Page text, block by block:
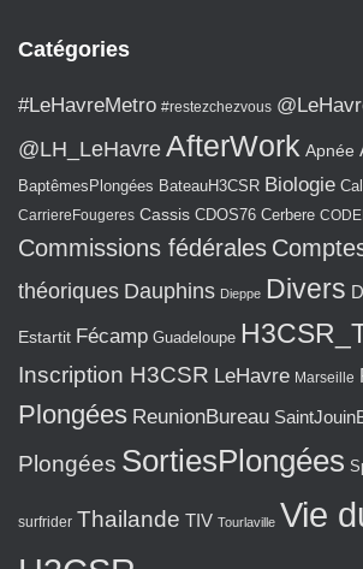
Catégories
#LeHavreMetro #restezchezvous
@LH_LeHavre AfterWork Apnée
BaptêmesPlongées BateauH3CSR Biologie
CarriereFougeres Cassis CDOS76 Cerbere
Commissions fédérales
théoriques Dauphins Dieppe Divers
Estartit Fécamp Guadeloupe
Inscription H3CSR LeHavre Marseille
Plongées ReunionBureau
Plongées SortiesPlongées
surfrider Thailande TIV Tourlaville Vie